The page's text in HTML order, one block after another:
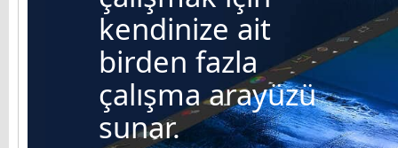
kendinize ait
birden fazla
çalışma arayüzü
sunar.